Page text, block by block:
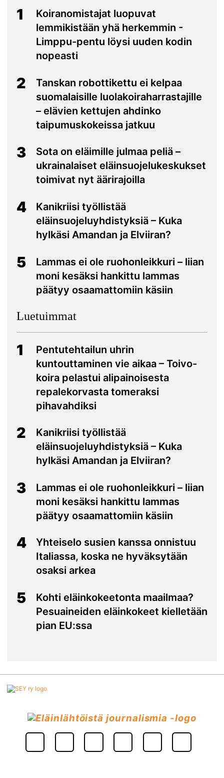
1
Koiranomistajat luopuvat
lemmikistään yhä herkemmin -
Limppu-pentu löysi uuden kodin
nopeasti
2
Tanskan robottikettu ei kelpaa
suomalaisille luolakoiraharrastajille
– elävien kettujen ahdinko
taipumuskokeissa jatkuu
3
Sota on eläimille julmaa peliä –
ukrainalaiset eläinsuojelukeskukset
toimivat nyt äärirajoilla
4
Kanikriisi työllistää
eläinsuojeluyhdistyksiä – Kuka
hylkäsi Amandan ja Elviiran?
5
Lammas ei ole ruohonleikkuri – liian
moni kesäksi hankittu lammas
päätyy osaamattomiin käsiin
Luetuimmat
1
Pentutehtailun uhrin
kuntouttaminen vie aikaa – Toivo-
koira pelastui alipainoisesta
repalekorvasta tomeraksi
pihavahdiksi
2
Kanikriisi työllistää
eläinsuojeluyhdistyksiä – Kuka
hylkäsi Amandan ja Elviiran?
3
Lammas ei ole ruohonleikkuri – liian
moni kesäksi hankittu lammas
päätyy osaamattomiin käsiin
4
Yhteiselo susien kanssa onnistuu
Italiassa, koska ne hyväksytään
osaksi arkea
5
Kohti eläinkokeetonta maailmaa?
Pesuaineiden eläinkokeet kielletään
pian EU:ssa